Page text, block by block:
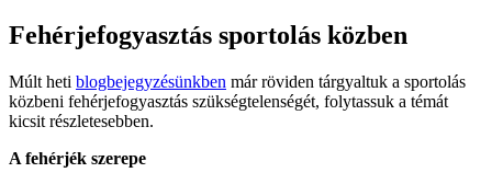
Fehérjefogyasztás sportolás közben
Múlt heti blogbejegyzésünkben már röviden tárgyaltuk a sportolás
közbeni fehérjefogyasztás szükségtelenségét, folytassuk a témát
kicsit részletesebben.
A fehérjék szerepe